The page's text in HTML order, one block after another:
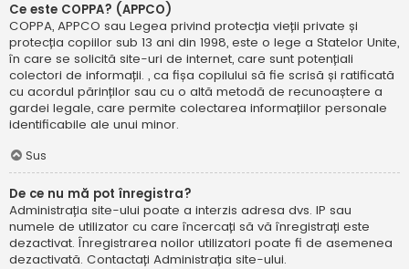
Ce este COPPA? (APPCO)
COPPA, APPCO sau Legea privind protecția vieții private și
protecția copiilor sub 13 ani din 1998, este o lege a Statelor Unite,
în care se solicită site-uri de internet, care sunt potențiali
colectori de informații. , ca fișa copilului să fie scrisă și ratificată
cu acordul părinților sau cu o altă metodă de recunoaștere a
gardei legale, care permite colectarea informațiilor personale
identificabile ale unui minor.
Sus
De ce nu mă pot înregistra?
Administrația site-ului poate a interzis adresa dvs. IP sau
numele de utilizator cu care încercați să vă înregistrați este
dezactivat. Înregistrarea noilor utilizatori poate fi de asemenea
dezactivată. Contactați Administrația site-ului.